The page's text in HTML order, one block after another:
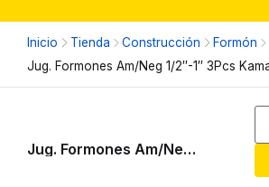
Inicio Tienda Construcción
Formón
Jug. Formones Am/Neg 1/2″-1″ 3Pcs
Jug. Formones Am/Neg 1/2″-1″ 3Pcs Kamasa